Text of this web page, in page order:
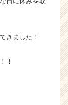
きました！
！